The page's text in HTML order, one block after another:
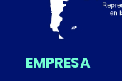
EMPRESA